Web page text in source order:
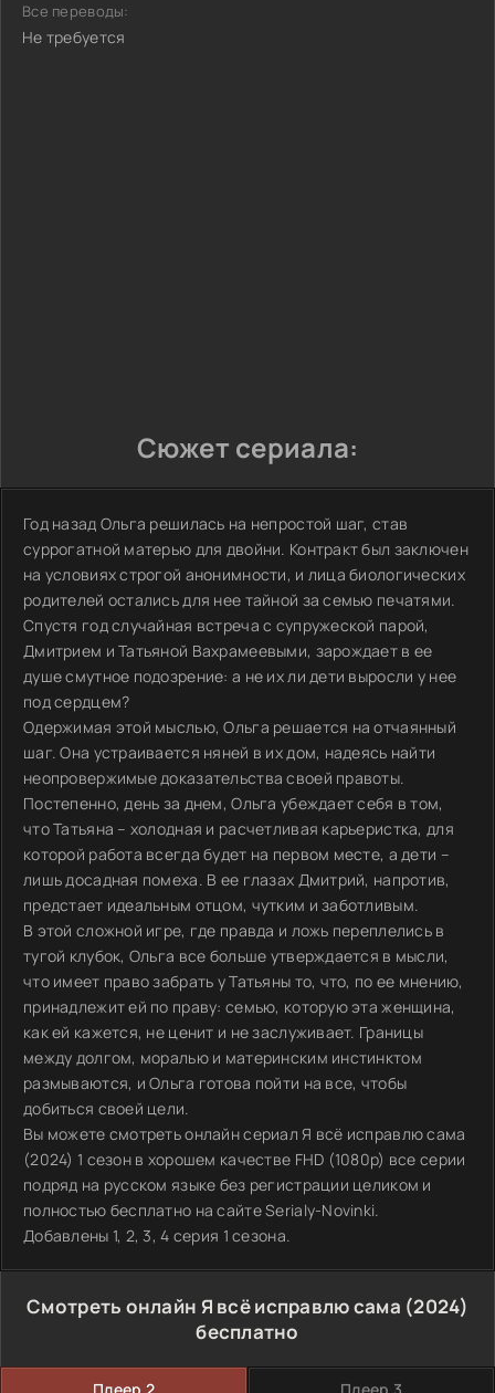
Все переводы:
Не требуется
Сюжет сериала:
Год назад Ольга решилась на непростой шаг, став
суррогатной матерью для двойни. Контракт был заключен
на условиях строгой анонимности, и лица биологических
родителей остались для нее тайной за семью печатями.
Спустя год случайная встреча с супружеской парой,
Дмитрием и Татьяной Вахрамеевыми, зарождает в ее
душе смутное подозрение: а не их ли дети выросли у нее
под сердцем?
Одержимая этой мыслью, Ольга решается на отчаянный
шаг. Она устраивается няней в их дом, надеясь найти
неопровержимые доказательства своей правоты.
Постепенно, день за днем, Ольга убеждает себя в том,
что Татьяна – холодная и расчетливая карьеристка, для
которой работа всегда будет на первом месте, а дети –
лишь досадная помеха. В ее глазах Дмитрий, напротив,
предстает идеальным отцом, чутким и заботливым.
В этой сложной игре, где правда и ложь переплелись в
тугой клубок, Ольга все больше утверждается в мысли,
что имеет право забрать у Татьяны то, что, по ее мнению,
принадлежит ей по праву: семью, которую эта женщина,
как ей кажется, не ценит и не заслуживает. Границы
между долгом, моралью и материнским инстинктом
размываются, и Ольга готова пойти на все, чтобы
добиться своей цели.
Вы можете смотреть онлайн сериал Я всё исправлю сама
(2024) 1 сезон в хорошем качестве FHD (1080p) все серии
подряд на русском языке без регистрации целиком и
полностью бесплатно на сайте Serialy-Novinki.
Добавлены 1, 2, 3, 4 серия 1 сезона.
Смотреть онлайн Я всё исправлю сама (2024)
бесплатно